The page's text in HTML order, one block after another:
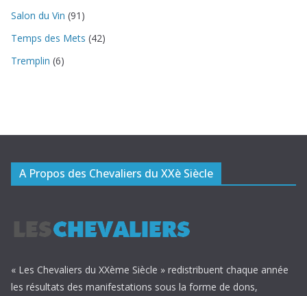
Salon du Vin (91)
Temps des Mets (42)
Tremplin (6)
A Propos des Chevaliers du XXè Siècle
« Les Chevaliers du XXème Siècle » redistribuent chaque année
les résultats des manifestations sous la forme de dons,